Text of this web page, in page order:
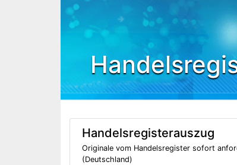
Handelsregisterauszug
Originale vom Handelsregister sofort
(Deutschland)